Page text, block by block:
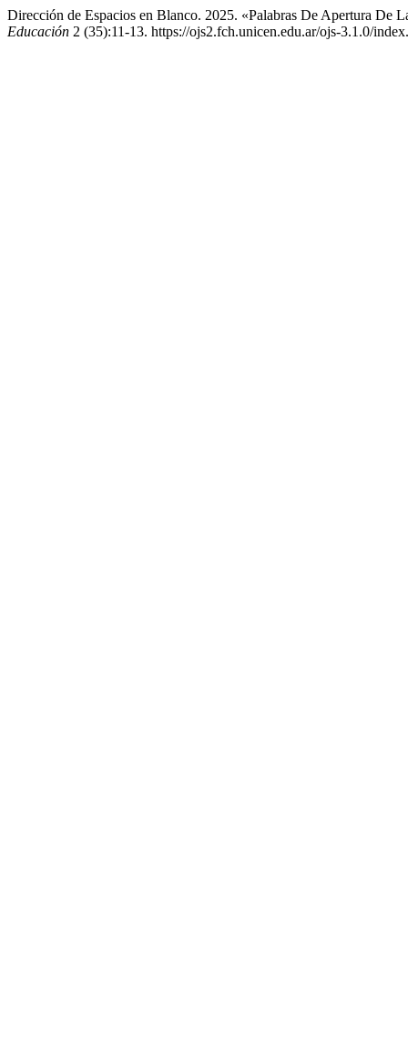
Dirección de Espacios en Blanco. 2025. «Palabras De Apertura De
Educación 2 (35):11-13. https://ojs2.fch.unicen.edu.ar/ojs-3.1.0/